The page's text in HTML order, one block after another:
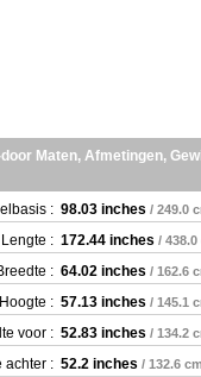
Maten, Afmetingen,
: 98.03 inches / 249.0
Lengte : 172.44 inches / 438.0
: 64.02 inches / 162.6
Hoogte : 57.13 inches / 145.1
voor : 52.83 inches / 134.2
achter : 52.2 inches / 132.6 cm